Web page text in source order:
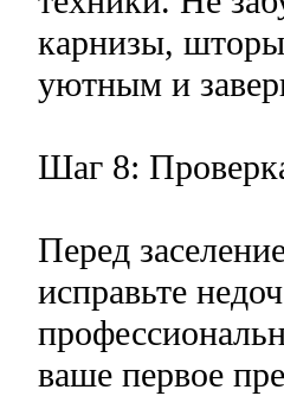
карнизы,
уютным и
Шаг 8:
Перед
исправьте
ваше первое